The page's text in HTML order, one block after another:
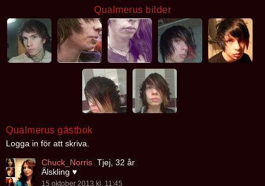
Qualmerus bilder
Qualmerus gästbok
Logga in för att skriva.
Chuck_Norris Tjej, 32 år
Älskling ♥
15 oktober 2013 kl. 11:45